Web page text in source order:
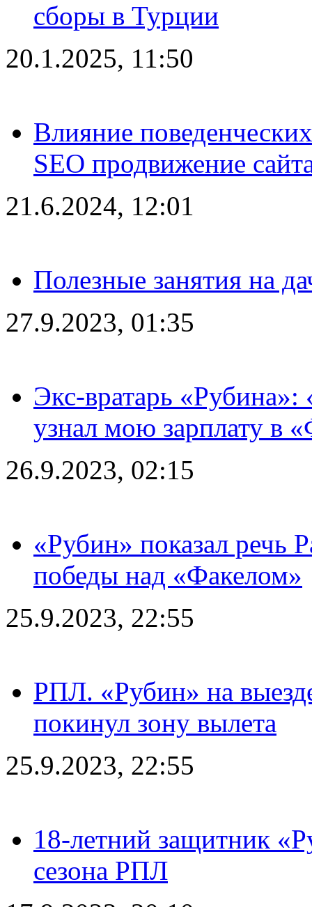
сборы в Турции
20.1.2025, 11:50
Влияние
SEO продвижение
21.6.2024, 12:01
Полезные занятия на
27.9.2023, 01:35
Экс-вратарь «Рубина»:
узнал мою зарплату в
26.9.2023, 02:15
«Рубин» показал речь
победы над «Факелом»
25.9.2023, 22:55
РПЛ. «Рубин» на
покинул зону вылета
25.9.2023, 22:55
18-летний защитник
сезона РПЛ